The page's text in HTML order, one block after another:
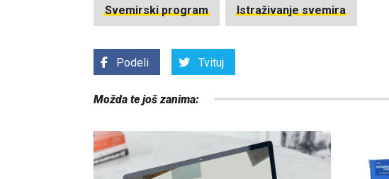
Svemirski program Istraživanje svemira
Podeli Tvituj
Možda te još zanima: